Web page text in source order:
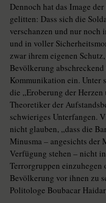
Dennoch hat das Image
gelitten: Dass sich die
verschanzen und nur noch
und in voller
zwar ihrem eigenen
Bevölkerung
Kommunikation ein. Unter
die „Eroberung der
Theoretiker der
schwieriges Unterfangen.
nicht glauben, „dass die
Minusma – angesichts der
Verfügung stehen – nicht
Terrorgruppen einzuhegen
Bevölkerung vor ihnen zu
Politologe Boubacar